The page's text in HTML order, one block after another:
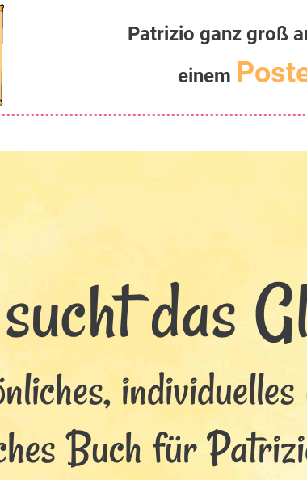
Patrizio ganz groß
einem
sucht das
Buch für